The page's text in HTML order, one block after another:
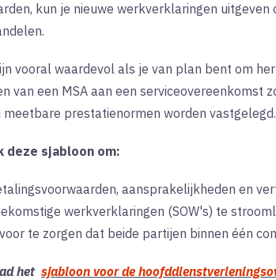
kun je nieuwe werkverklaringen
vooral waardevol als je van plan bent om
van een MSA aan een serviceovereenkomst
meetbare prestatienormen worden vastgelegd.
deze sjabloon om:
aansprakelijkheden en
werkverklaringen (SOW's) te
te zorgen dat beide partijen binnen één
het sjabloon voor de